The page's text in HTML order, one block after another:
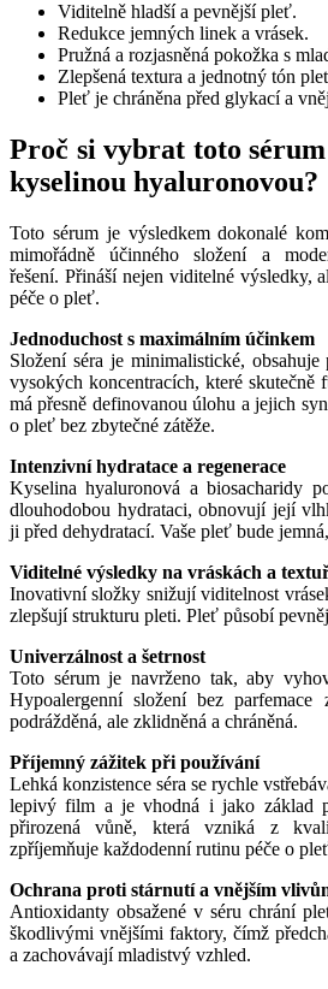
Viditelně hladší a pevnější pleť.
Redukce jemných linek a vrásek.
Pružná a rozjasněná pokožka s
Zlepšená textura a jednotný tón
Pleť je chráněna před glykací a
Proč si vybrat toto
kyselinou hyaluronovou?
Toto sérum je výsledkem dokonalé
mimořádně účinného složení a
řešení. Přináší nejen viditelné výsledky,
péče o pleť.
Jednoduchost s maximálním účinkem
Složení séra je minimalistické,
vysokých koncentracích, které skutečně
má přesně definovanou úlohu a jejich
o pleť bez zbytečné zátěže.
Intenzivní hydratace a regenerace
Kyselina hyaluronová a biosacharidy
dlouhodobou hydrataci, obnovují její
ji před dehydratací. Vaše pleť bude
Viditelné výsledky na vráskách a
Inovativní složky snižují viditelnost
zlepšují strukturu pleti. Pleť působí
Univerzálnost a šetrnost
Toto sérum je navrženo tak, aby
Hypoalergenní složení bez
podrážděná, ale zklidněná a chráněná.
Příjemný zážitek při používání
Lehká konzistence séra se rychle
lepivý film a je vhodná i jako základ
přirozená vůně, která vzniká z
zpříjemňuje každodenní rutinu péče o
Ochrana proti stárnutí a vnějším
Antioxidanty obsažené v séru chrání
škodlivými vnějšími faktory, čímž
a zachovávají mladistvý vzhled.